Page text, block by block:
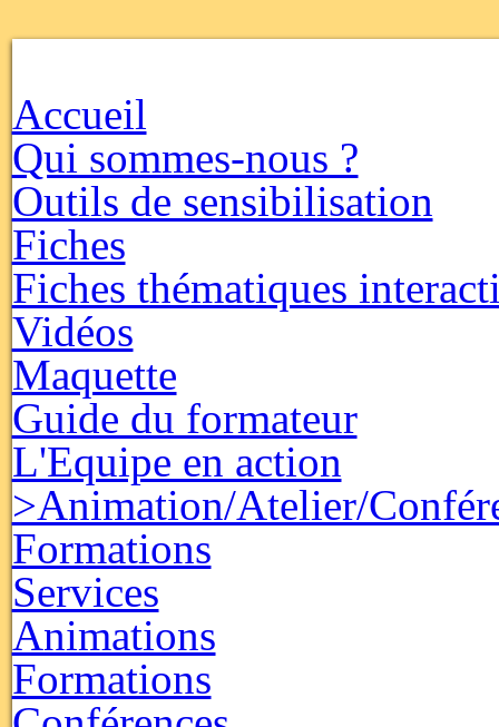
Accueil
Qui sommes-nous ?
Outils de sensibilisation
Fiches
Fiches thématiques
Vidéos
Maquette
Guide du formateur
L'Equipe en action
>Animation/Atelier/
Formations
Services
Animations
Formations